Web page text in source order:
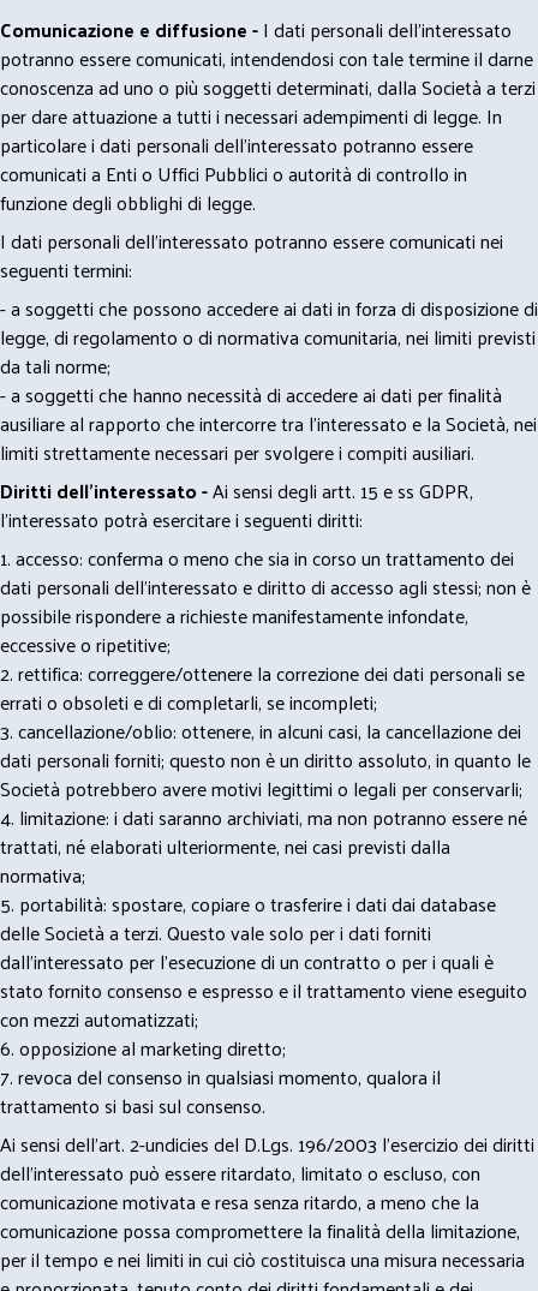
Comunicazione e diffusione -I dati personali dell’interessato
potranno essere comunicati, intendendosi con tale termine il darne
conoscenza ad uno o più soggetti determinati, dalla Società a terzi
per dare attuazione a tutti i necessari adempimenti di legge. In
particolare i dati personali dell’interessato potranno essere
comunicati a Enti o Uffici Pubblici o autorità di controllo in
funzione degli obblighi di legge.
I dati personali dell’interessato potranno essere comunicati nei
seguenti termini:
- a soggetti che possono accedere ai dati in forza di disposizione di
legge, di regolamento o di normativa comunitaria, nei limiti previsti
da tali norme;
- a soggetti che hanno necessità di accedere ai dati per finalità
ausiliare al rapporto che intercorre tra l’interessato e la Società, nei
limiti strettamente necessari per svolgere i compiti ausiliari.
Diritti dell’interessato -Ai sensi degli artt. 15 e ss GDPR,
l’interessato potrà esercitare i seguenti diritti:
1. accesso: conferma o meno che sia in corso un trattamento dei
dati personali dell’interessato e diritto di accesso agli stessi; non è
possibile rispondere a richieste manifestamente infondate,
eccessive o ripetitive;
2. rettifica: correggere/ottenere la correzione dei dati personali se
errati o obsoleti e di completarli, se incompleti;
3. cancellazione/oblio: ottenere, in alcuni casi, la cancellazione dei
dati personali forniti; questo non è un diritto assoluto, in quanto le
Società potrebbero avere motivi legittimi o legali per conservarli;
4. limitazione: i dati saranno archiviati, ma non potranno essere né
trattati, né elaborati ulteriormente, nei casi previsti dalla
normativa;
5. portabilità: spostare, copiare o trasferire i dati dai database
delle Società a terzi. Questo vale solo per i dati forniti
dall’interessato per l’esecuzione di un contratto o per i quali è
stato fornito consenso e espresso e il trattamento viene eseguito
con mezzi automatizzati;
6. opposizione al marketing diretto;
7. revoca del consenso in qualsiasi momento, qualora il
trattamento si basi sul consenso.
Ai sensi dell’art. 2-undicies del D.Lgs. 196/2003 l’esercizio dei diritti
dell’interessato può essere ritardato, limitato o escluso, con
comunicazione motivata e resa senza ritardo, a meno che la
comunicazione possa compromettere la finalità della limitazione,
per il tempo e nei limiti in cui ciò costituisca una misura necessaria